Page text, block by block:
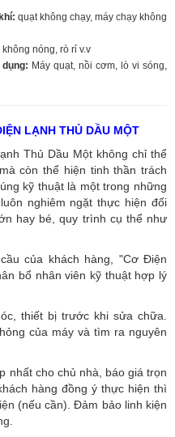
quạt không chạy, máy chạy không
nóng, rò rỉ v.v
Máy quạt, nồi cơm, lò vi sóng,
LẠNH THỦ DẦU MỘT
Thủ Dầu Một không chỉ thể
còn thể hiện tinh thần trách
kỹ thuật là một trong những
nghiêm ngặt thực hiện đối
hay bé, quy trình cụ thể như
của khách hàng, "Cơ Điện
bổ nhân viên kỹ thuật hợp lý
thiết bị trước khi sửa chữa.
của máy và tìm ra nguyên
nhất cho chủ nhà, báo giá trọn
hàng đồng ý thực hiện thì
(nếu cần). Đảm bảo linh kiện